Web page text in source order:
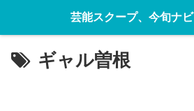
ギャル曽根
芸能スクープ、今旬ナビ